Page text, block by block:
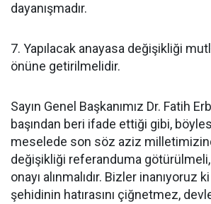
dayanışmadır.
7. Yapılacak anayasa değişikliği
önüne getirilmelidir.
Sayın Genel Başkanımız Dr. Fatih
başından beri ifade ettiği gibi,
meselede son söz aziz
değişikliği referanduma
onayı alınmalıdır. Bizler inanıyoruz
şehidinin hatırasını çiğnetmez,